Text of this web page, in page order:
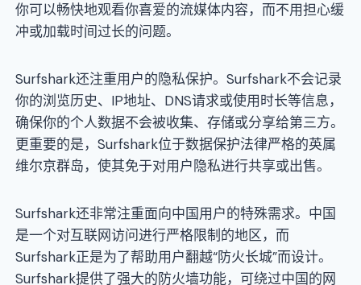
你可以畅快地观看你喜爱的流媒体内容，而不用担心缓
冲或加载时间过长的问题。
Surfshark还注重用户的隐私保护。Surfshark不会记录
你的浏览历史、IP地址、DNS请求或使用时长等信息，
确保你的个人数据不会被收集、存储或分享给第三方。
更重要的是，Surfshark位于数据保护法律严格的英属
维尔京群岛，使其免于对用户隐私进行共享或出售。
Surfshark还非常注重面向中国用户的特殊需求。中国
是一个对互联网访问进行严格限制的地区，而
Surfshark正是为了帮助用户翻越“防火长城”而设计。
Surfshark提供了强大的防火墙功能，可绕过中国的网